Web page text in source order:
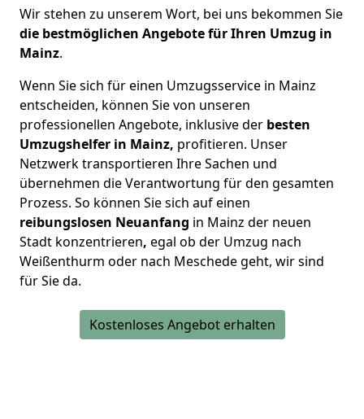
Wir stehen zu unserem Wort, bei uns bekommen Sie
die bestmöglichen Angebote für Ihren Umzug in
Mainz.
Wenn Sie sich für einen Umzugsservice in Mainz
entscheiden, können Sie von unseren
professionellen Angebote, inklusive der besten
Umzugshelfer in Mainz, profitieren. Unser
Netzwerk transportieren Ihre Sachen und
übernehmen die Verantwortung für den gesamten
Prozess. So können Sie sich auf einen
reibungslosen Neuanfang in Mainz der neuen
Stadt konzentrieren, egal ob der Umzug nach
Weißenthurm oder nach Meschede geht, wir sind
für Sie da.
Kostenloses Angebot erhalten